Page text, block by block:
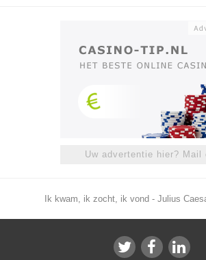
Uw advertentie hier? Mail
Ik kwam, ik zocht, ik vond - Julius